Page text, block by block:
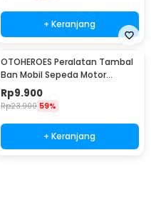
+ Keranjang
OTOHEROES Peralatan Tambal
Ban Mobil Sepeda Motor
Tubeless - KBTB02
Rp9.900
Rp23.900 59%
+ Keranjang